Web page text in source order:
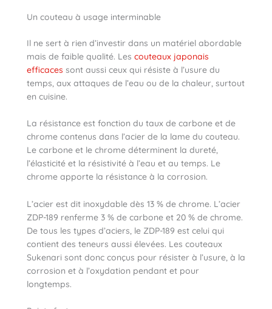
Un couteau à usage interminable
Il ne sert à rien d’investir dans un matériel abordable
mais de faible qualité. Les couteaux japonais
efficaces sont aussi ceux qui résiste à l’usure du
temps, aux attaques de l’eau ou de la chaleur, surtout
en cuisine.
La résistance est fonction du taux de carbone et de
chrome contenus dans l’acier de la lame du couteau.
Le carbone et le chrome déterminent la dureté,
l’élasticité et la résistivité à l’eau et au temps. Le
chrome apporte la résistance à la corrosion.
L’acier est dit inoxydable dès 13 % de chrome. L’acier
ZDP-189 renferme 3 % de carbone et 20 % de chrome.
De tous les types d’aciers, le ZDP-189 est celui qui
contient des teneurs aussi élevées. Les couteaux
Sukenari sont donc conçus pour résister à l’usure, à la
corrosion et à l’oxydation pendant et pour
longtemps.